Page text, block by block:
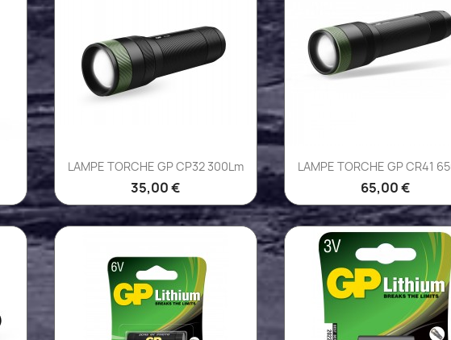
Aperçu rapide
LAMPE TORCHE GP CP32 300Lm
35,00 €
Aperçu rapide
LAMPE TORCHE GP CR41
65,00 €